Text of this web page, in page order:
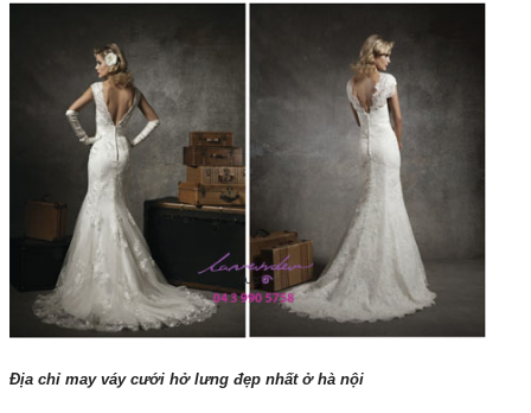
Địa chỉ may váy cưới hở lưng đẹp nhất ở hà nội